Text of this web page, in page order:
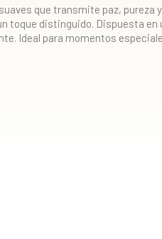
que transmite paz, pureza
toque distinguido. Dispuesta en
Ideal para momentos